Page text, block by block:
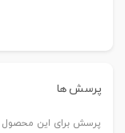
پرسش ها
پرسش برای این محصول